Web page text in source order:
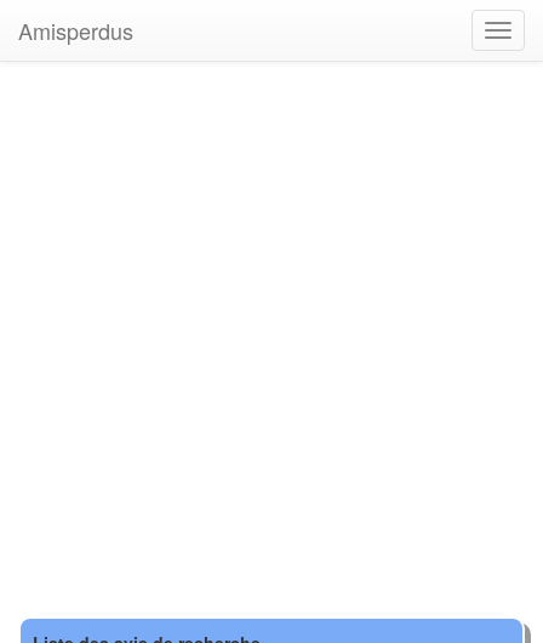
Amisperdus